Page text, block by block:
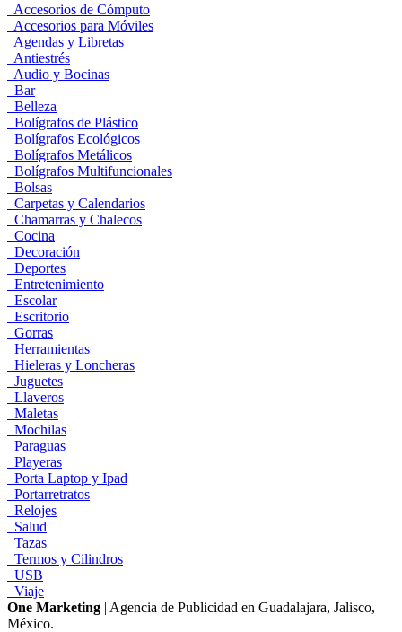
Accesorios de Cómputo
Accesorios para Móviles
Agendas y Libretas
Antiestrés
Audio y Bocinas
Bar
Belleza
Bolígrafos de Plástico
Bolígrafos Ecológicos
Bolígrafos Metálicos
Bolígrafos Multifuncionales
Bolsas
Carpetas y Calendarios
Chamarras y Chalecos
Cocina
Decoración
Deportes
Entretenimiento
Escolar
Escritorio
Gorras
Herramientas
Hieleras y Loncheras
Juguetes
Llaveros
Maletas
Mochilas
Paraguas
Playeras
Porta Laptop y Ipad
Portarretratos
Relojes
Salud
Tazas
Termos y Cilindros
USB
Viaje
One Marketing | Agencia de Publicidad en Guadalajara, Jalisco,
México.